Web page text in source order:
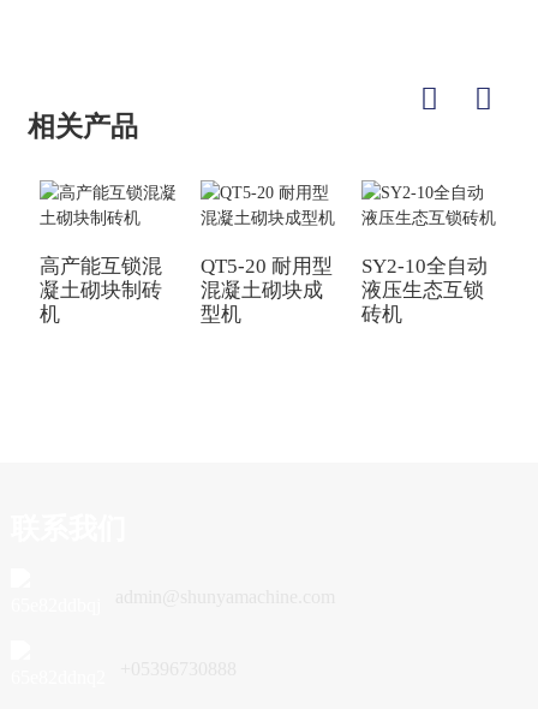
相关产品
高产能互锁混
凝土砌块制砖
机
QT5-20 耐用型
混凝土砌块成
型机
SY2-10全自动
液压生态互锁
砖机